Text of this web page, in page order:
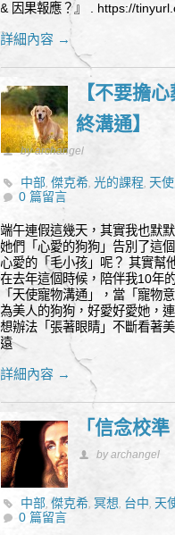
& 因果報應？』 . https://
詳細內容 →
【不要擔
終溝通】
by archangel
中部,傑克希,光的課程, 天
覺察,豐盛
0 篇留言
端午連假這幾天，其實我也默
她們「心愛的狗狗」告別了這
心愛的「毛小孩」呢？ 其實幫
在去年這個時候，陪伴我10年
「天使寵物溝通」，當「寵物
為美人的狗狗，好愛好愛她，
想辦法「張著眼睛」不斷看著
遠
詳細內容 →
「信念校
by archangel
中部,傑克希,冥想, 台中, 天
能量,覺察
0 篇留言